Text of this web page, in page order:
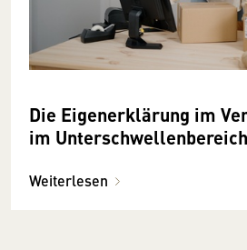
Die Eigenerklärung im
im Unterschwellenbereich
Weiterlesen